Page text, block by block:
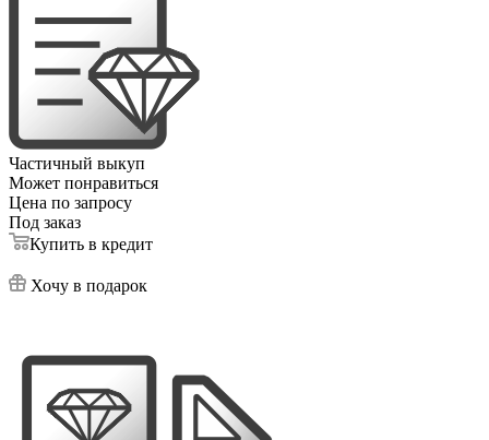
Частичный выкуп
Может понравиться
Цена по запросу
Под заказ
Купить в кредит
Хочу в подарок